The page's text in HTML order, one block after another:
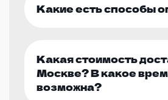
Какие есть способы
Какая стоимость
Москве? В какое
возможна?